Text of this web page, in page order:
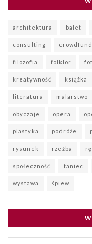
architektura balet
consulting
filozofia folklor
kreatywność książka
literatura malarstwo
obyczaje opera
plastyka podróże
rysunek rzeźba
społeczność taniec
wystawa śpiew